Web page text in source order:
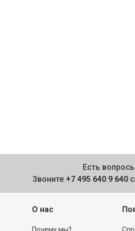
Есть
Звоните +7 495 640 9 640
О нас